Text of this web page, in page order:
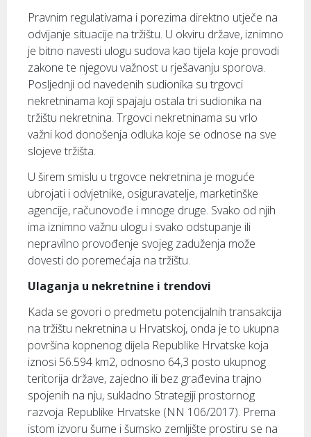
Pravnim regulativama i porezima direktno utječe na
odvijanje situacije na tržištu. U okviru države, iznimno
je bitno navesti ulogu sudova kao tijela koje provodi
zakone te njegovu važnost u rješavanju sporova.
Posljednji od navedenih sudionika su trgovci
nekretninama koji spajaju ostala tri sudionika na
tržištu nekretnina. Trgovci nekretninama su vrlo
važni kod donošenja odluka koje se odnose na sve
slojeve tržišta.
U širem smislu u trgovce nekretnina je moguće
ubrojati i odvjetnike, osiguravatelje, marketinške
agencije, računovođe i mnoge druge. Svako od njih
ima iznimno važnu ulogu i svako odstupanje ili
nepravilno provođenje svojeg zaduženja može
dovesti do poremećaja na tržištu.
Ulaganja u nekretnine i trendovi
Kada se govori o predmetu potencijalnih transakcija
na tržištu nekretnina u Hrvatskoj, onda je to ukupna
površina kopnenog dijela Republike Hrvatske koja
iznosi 56.594 km2, odnosno 64,3 posto ukupnog
teritorija države, zajedno ili bez građevina trajno
spojenih na nju, sukladno Strategiji prostornog
razvoja Republike Hrvatske (NN 106/2017). Prema
istom izvoru šume i šumsko zemljište prostiru se na